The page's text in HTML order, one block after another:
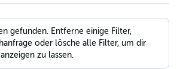
gefunden. Entferne einige Filter,
oder lösche alle Filter, um dir
zu lassen.